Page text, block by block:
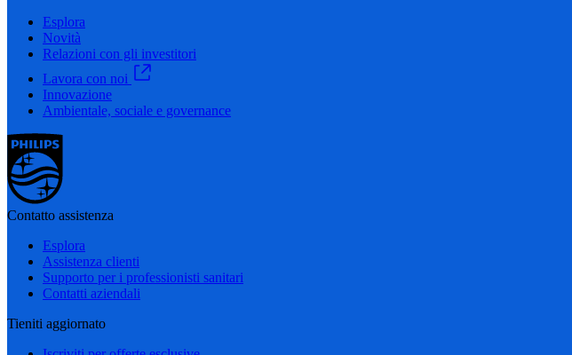
Esplora
Novità
Relazioni con gli investitori
Lavora con noi
Innovazione
Ambientale, sociale e governance
Contatto assistenza
Esplora
Assistenza clienti
Supporto per i professionisti sanitari
Contatti aziendali
Tieniti aggiornato